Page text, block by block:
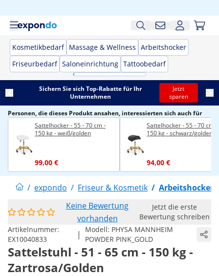
Kosmetikbedarf Massage & Wellness Arbeitshocker
Friseurbedarf Saloneinrichtung Tattoobedarf
Sichern Sie sich Top-Rabatte für Ihr
Unternehmen
Jetzt
sparen
Personen, die dieses Produkt ansahen, interessierten sich auch für
Sattelhocker - 55 - 70 cm -
150 kg - weiß/golden
99,00 €
Sattelhocker - 55 - 70 cm -
150 kg - schwarz/golden
94,00 €
/ expondo / Friseur & Kosmetik / Arbeitshocker
Keine Bewertung
vorhanden
Jetzt die erste
Bewertung schreiben
Artikelnummer:
EX10040833
| Modell: PHYSA MANNHEIM
POWDER PINK_GOLD
Sattelstuhl - 51 - 65 cm - 150 kg -
Zartrosa/Golden